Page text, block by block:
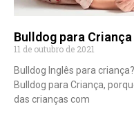
Bulldog para Criança
11 de outubro de 2021
Bulldog Inglês para
Bulldog para Criança,
das crianças com